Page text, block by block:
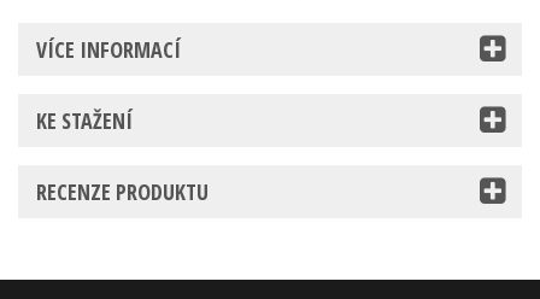
VÍCE INFORMACÍ
KE STAŽENÍ
RECENZE PRODUKTU